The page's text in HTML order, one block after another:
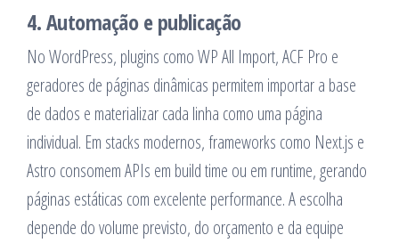
4. Automação e publicação
No WordPress, plugins como WP All Import, ACF Pro e
geradores de páginas dinâmicas permitem importar a base
de dados e materializar cada linha como uma página
individual. Em stacks modernos, frameworks como Next.js e
Astro consomem APIs em build time ou em runtime, gerando
páginas estáticas com excelente performance. A escolha
depende do volume previsto, do orçamento e da equipe